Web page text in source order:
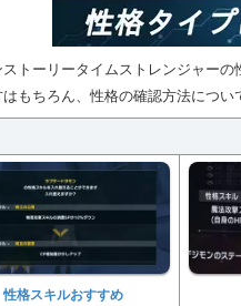
トーリータイムストレンジャー
もちろん、性格の確認方法につい
性格スキルおすすめ